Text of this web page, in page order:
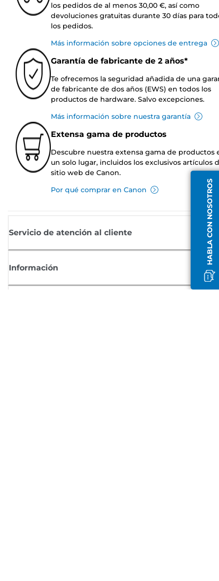
HABLA CON NOSOTROS
los pedidos de al menos 30,00 €, así como
devoluciones gratuitas durante 30 días para
los pedidos.
Más información sobre opciones de entrega
Garantía de fabricante de 2 años*
Te ofrecemos la seguridad añadida de una
de fabricante de dos años (EWS) en todos los
productos de hardware. Salvo excepciones.
Más información sobre nuestra garantía
Extensa gama de productos
Descubre nuestra extensa gama de productos
un solo lugar, incluidos los exclusivos artículos
sitio web de Canon.
Por qué comprar en Canon
Servicio de atención al cliente
Información